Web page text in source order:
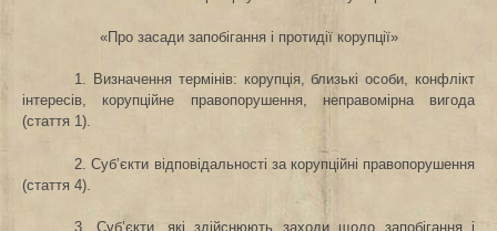
«Про засади запобігання і протидії корупції»
1. Визначення термінів: корупція, близькі особи, конфлікт
інтересів, корупційне правопорушення,
неправомірна вигода
(стаття 1).
2. Суб’єкти відповідальності за корупційні правопорушення
(стаття 4).
3. Суб’єкти, які здійснюють заходи щодо запобігання і